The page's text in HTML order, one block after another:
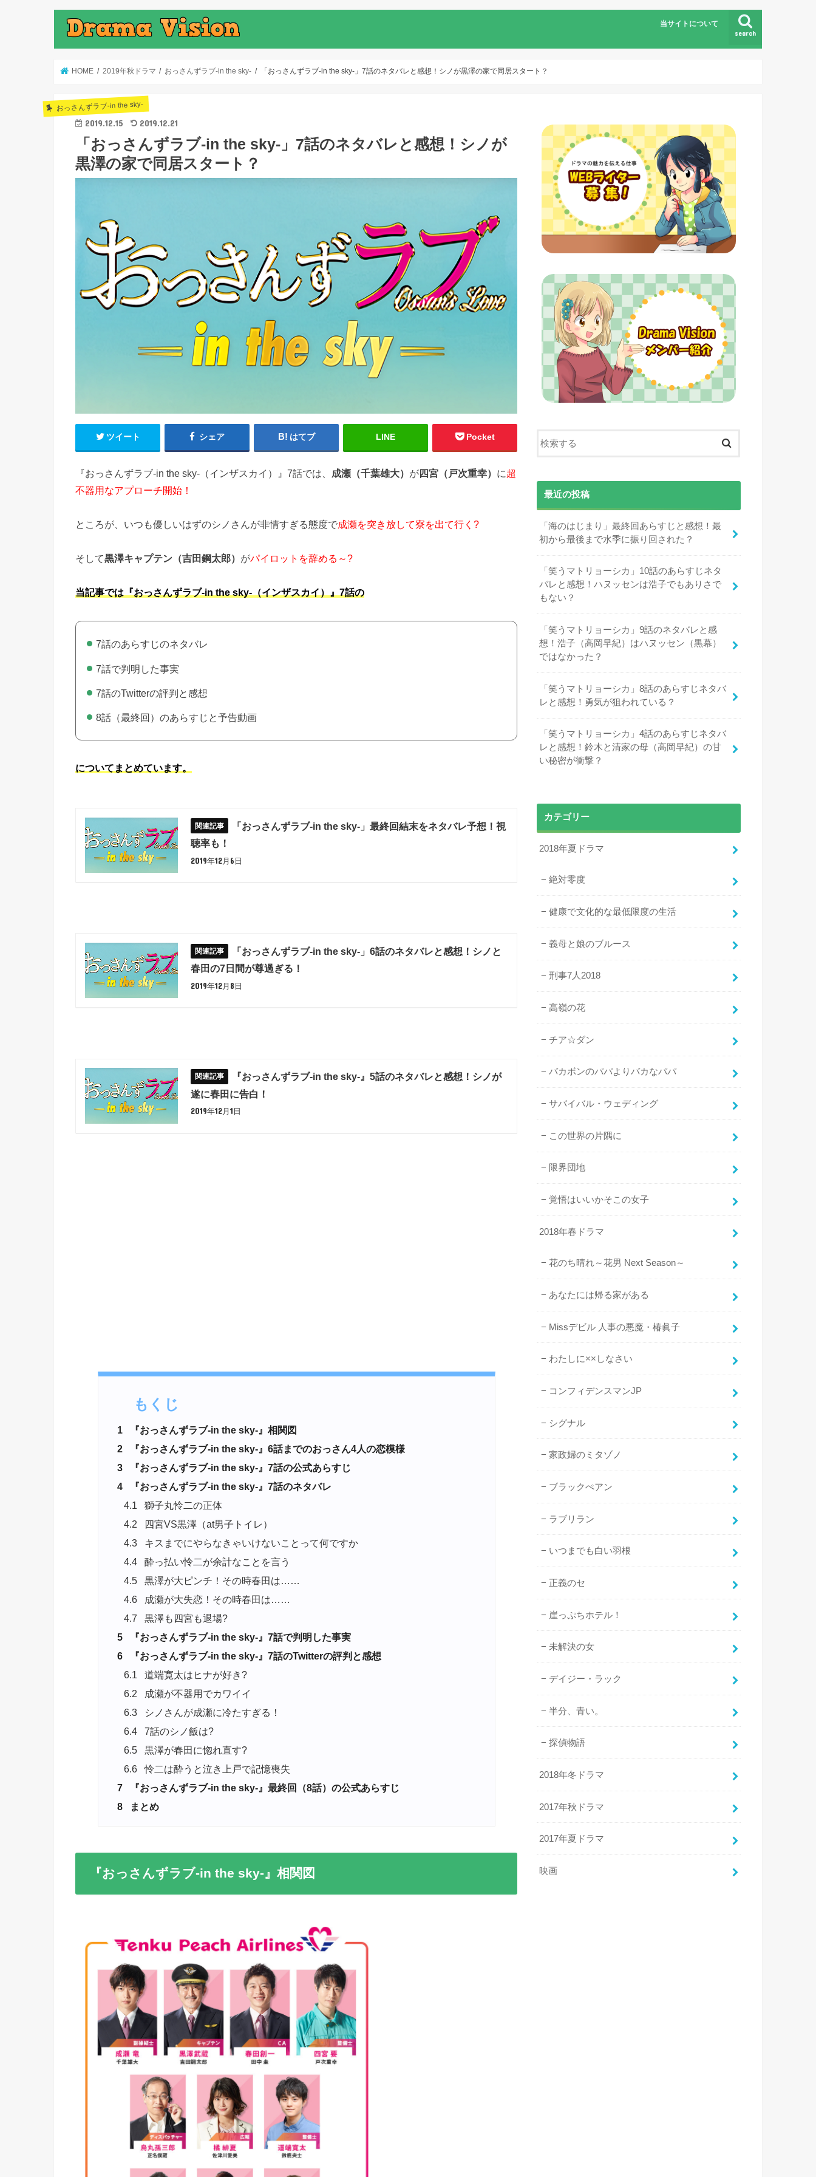
search
当サイトについて
HOME 2019年秋ドラマ おっさんずラブ-in the sky- 「おっさんずラブ-in the sky-」7話のネタバレと感想！シノが黒澤の家で同居スタート？
おっさんずラブ-in the sky-
2019.12.15 2019.12.21
「おっさんずラブ-in the sky-」7話のネタバレと感想！シノが
黒澤の家で同居スタート？
ツイート シェア はてブ LINE Pocket
『おっさんずラブ-in the sky-（インザスカイ）』7話では、 成瀬（千葉雄大） が四宮（戸次重幸） に超
不器用なアプローチ開始！
ところが、いつも優しいはずのシノさんが非情すぎる態度で成瀬を突き放して寮を出て行く?
そして黒澤キャプテン（吉田鋼太郎） がパイロットを辞める～?
当記事では『おっさんずラブ-in the sky-（インザスカイ）』7話の
7話のあらすじのネタバレ
7話で判明した事実
7話のTwitterの評判と感想
8話（最終回）のあらすじと予告動画
についてまとめています。
「おっさんずラブ-in the sky-」最終回結末をネタバレ予想！視
聴率も！
2019年12月6日
「おっさんずラブ-in the sky-」6話のネタバレと感想！シノと
春田の7日間が尊過ぎる！
2019年12月8日
『おっさんずラブ-in the sky-』5話のネタバレと感想！シノが
遂に春田に告白！
2019年12月1日
もくじ
1
『おっさんずラブ-in the sky-』相関図
2
『おっさんずラブ-in the sky-』6話までのおっさん4人の恋模様
3
『おっさんずラブ-in the sky-』7話の公式あらすじ
4
『おっさんずラブ-in the sky-』7話のネタバレ
4.1
獅子丸怜二の正体
4.2
四宮VS黒澤（at男子トイレ）
4.3
キスまでにやらなきゃいけないことって何ですか
4.4
酔っ払い怜二が余計なことを言う
4.5
黒澤が大ピンチ！その時春田は……
4.6
成瀬が大失恋！その時春田は……
4.7
黒澤も四宮も退場?
5
『おっさんずラブ-in the sky-』7話で判明した事実
6
『おっさんずラブ-in the sky-』7話のTwitterの評判と感想
6.1
道端寛太はヒナが好き?
6.2
成瀬が不器用でカワイイ
6.3
シノさんが成瀬に冷たすぎる！
6.4
7話のシノ飯は?
6.5
黒澤が春田に惚れ直す?
6.6
怜二は酔うと泣き上戸で記憶喪失
7
『おっさんずラブ-in the sky-』最終回（8話）の公式あらすじ
8
まとめ
『おっさんずラブ-in the sky-』相関図
最近の投稿
「海のはじまり」最終回あらすじと感想！最
初から最後まで水季に振り回された？
「笑うマトリョーシカ」10話のあらすじネタ
バレと感想！ハヌッセンは浩子でもありさで
もない？
「笑うマトリョーシカ」9話のネタバレと感
想！浩子（高岡早紀）はハヌッセン（黒幕）
ではなかった？
「笑うマトリョーシカ」8話のあらすじネタバ
レと感想！勇気が狙われている？
「笑うマトリョーシカ」4話のあらすじネタバ
レと感想！鈴木と清家の母（高岡早紀）の甘
い秘密が衝撃？
カテゴリー
2018年夏ドラマ
絶対零度
健康で文化的な最低限度の生活
義母と娘のブルース
刑事7人2018
高嶺の花
チア☆ダン
バカボンのパパよりバカなパパ
サバイバル・ウェディング
この世界の片隅に
限界団地
覚悟はいいかそこの女子
2018年春ドラマ
花のち晴れ～花男 Next Season～
あなたには帰る家がある
Missデビル 人事の悪魔・椿眞子
わたしに××しなさい
コンフィデンスマンJP
シグナル
家政婦のミタゾノ
ブラックぺアン
ラブリラン
いつまでも白い羽根
正義のセ
崖っぷちホテル！
未解決の女
デイジー・ラック
半分、青い。
探偵物語
2018年冬ドラマ
2017年秋ドラマ
2017年夏ドラマ
映画